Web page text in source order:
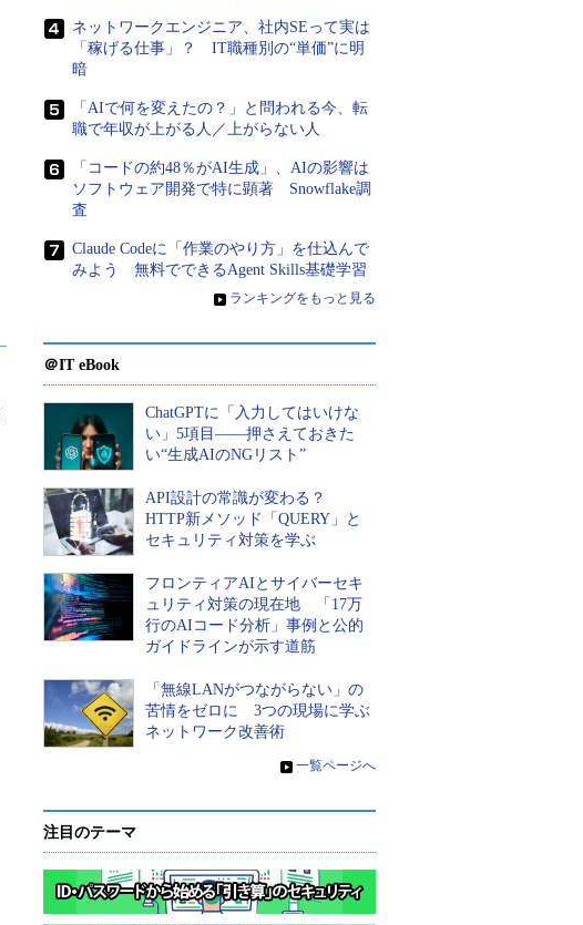
ネットワークエンジニア、社内SEって実は
「稼げる仕事」？ IT職種別の“単価”に明
暗
「AIで何を変えたの？」と問われる今、転
職で年収が上がる人／上がらない人
「コードの約48％がAI生成」、AIの影響は
ソフトウェア開発で特に顕著 Snowflake調
査
Claude Codeに「作業のやり方」を仕込んで
みよう 無料でできるAgent Skills基礎学習
» ランキングをもっと見る
＠IT eBook
ChatGPTに「入力してはいけな
い」5項目――押さえておきた
い“生成AIのNGリスト”
API設計の常識が変わる？
HTTP新メソッド「QUERY」と
セキュリティ対策を学ぶ
フロンティアAIとサイバーセキ
ュリティ対策の現在地 「17万
行のAIコード分析」事例と公的
ガイドラインが示す道筋
「無線LANがつながらない」の
苦情をゼロに 3つの現場に学ぶ
ネットワーク改善術
» 一覧ページへ
注目のテーマ